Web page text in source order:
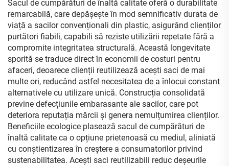
cadou
Sacul de cumpărături de înaltă calitate oferă o durabilitate
remarcabilă, care depășește în mod semnificativ durata de
viață a sacilor convenționali din plastic, asigurând clienților
purtători fiabili, capabili să reziste utilizării repetate fără a
compromite integritatea structurală. Această longevitate
sporită se traduce direct în economii de costuri pentru
afaceri, deoarece clienții reutilizează acești saci de mai
multe ori, reducând astfel necesitatea de a înlocui constant
alternativele cu utilizare unică. Construcția consolidată
previne defecțiunile embarasante ale sacilor, care pot
deteriora reputația mărcii și genera nemulțumirea clienților.
Beneficiile ecologice plasează sacul de cumpărături de
înaltă calitate ca o opțiune prietenoasă cu mediul, aliniată
cu conștientizarea în creștere a consumatorilor privind
sustenabilitatea. Acești saci reutilizabili reduc deșeurile